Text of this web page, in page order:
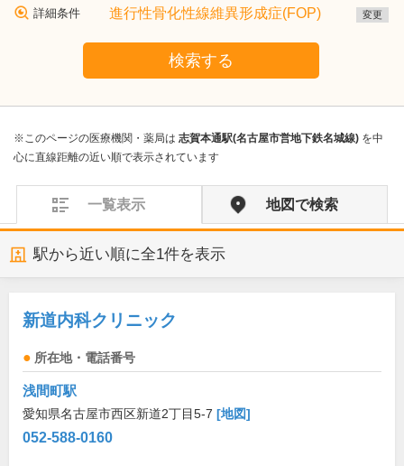
詳細条件 進行性骨化性線維異形成症(FOP) 変更
検索する
※このページの医療機関・薬局は 志賀本通駅(名古屋市営地下鉄名城線) を中
心に直線距離の近い順で表示されています
一覧表示 地図で検索
駅から近い順に全1件を表示
新道内科クリニック
所在地・電話番号
浅間町駅
愛知県名古屋市西区新道2丁目5-7 [地図]
052-588-0160